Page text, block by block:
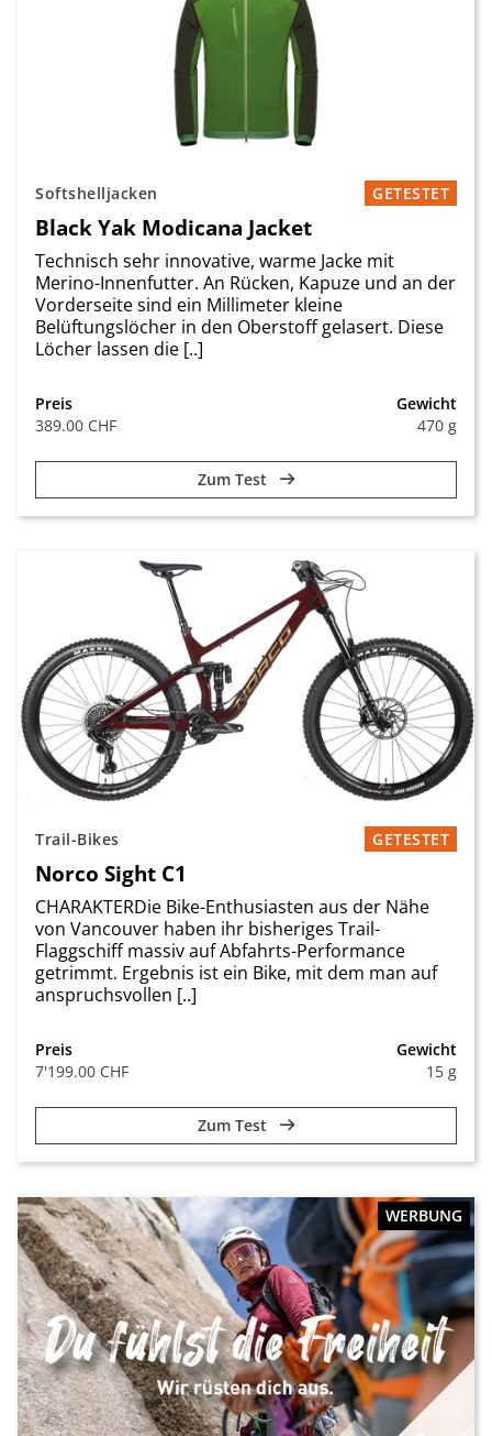
Softshelljacken GETESTET
Black Yak Modicana Jacket
Technisch sehr innovative, warme Jacke mit
Merino-Innenfutter. An Rücken, Kapuze und an der
Vorderseite sind ein Millimeter kleine
Belüftungslöcher in den Oberstoff gelasert. Diese
Löcher lassen die [..]
Preis
389.00 CHF
Gewicht
470 g
Zum Test
Trail-Bikes GETESTET
Norco Sight C1
CHARAKTERDie Bike-Enthusiasten aus der Nähe
von Vancouver haben ihr bisheriges Trail-
Flaggschiff massiv auf Abfahrts-Performance
getrimmt. Ergebnis ist ein Bike, mit dem man auf
anspruchsvollen [..]
Preis
7'199.00 CHF
Gewicht
15 g
Zum Test
WERBUNG